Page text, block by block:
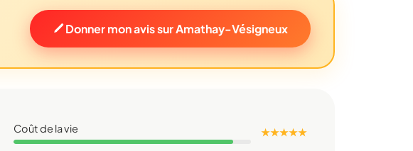
Donner mon avis sur Amathay-Vésigneux
Coût de la vie ★ ★ ★ ★ ★